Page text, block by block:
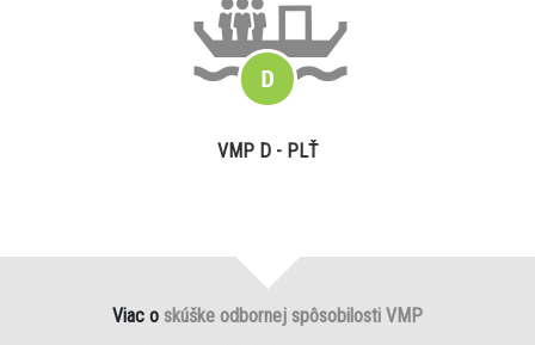
VMP D - PLŤ
Viac o skúške odbornej spôsobilosti VMP